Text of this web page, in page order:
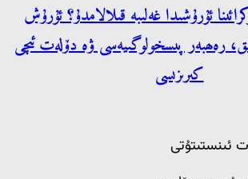
ئۇرۇشىدا غەلىبە قىلالامدۇ؟ ئۇرۇش
رەھبەر پىسخولوگىيەسى ۋە دۆلەت ئىچى
كىرىزىسى
ئىنستىتۇتى